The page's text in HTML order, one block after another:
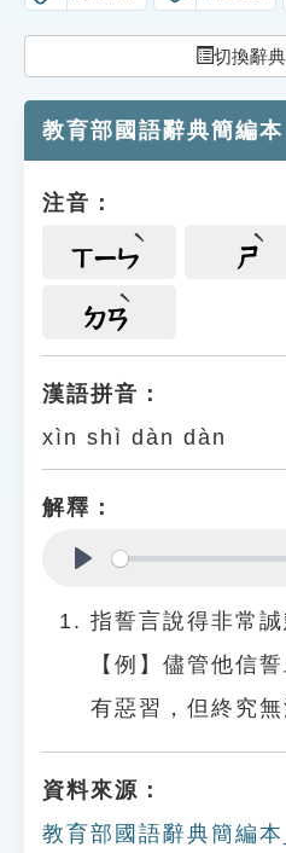
索引選單
單字索引
遊戲專區
教學應用
貓頭鷹博士
切換辭典
教育部國語辭典簡編本
注音：
ㄒㄧㄣ ㄕ
ㄉㄢ
漢語拼音：
xìn shì dàn dàn
解釋：
指誓言說得非常誠
【例】儘管他信
有惡習，但終究無
資料來源：
教育部國語辭典簡編